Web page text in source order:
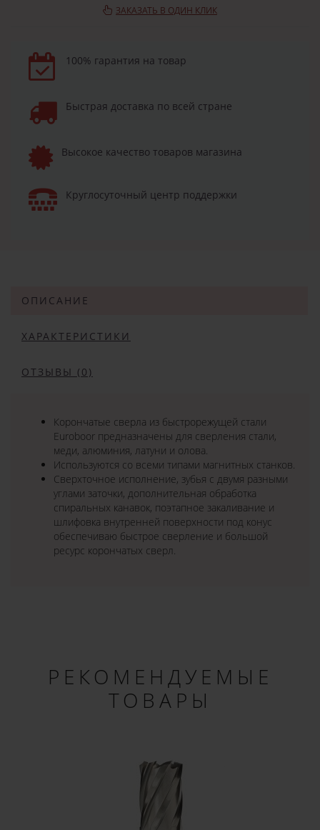
ЗАКАЗАТЬ В ОДИН КЛИК
100% гарантия на товар
Быстрая доставка по всей стране
Высокое качество товаров магазина
Круглосуточный центр поддержки
ОПИСАНИЕ
ХАРАКТЕРИСТИКИ
ОТЗЫВЫ (0)
Корончатые сверла из быстрорежущей стали
Euroboor предназначены для сверления стали,
меди, алюминия, латуни и олова.
Используются со всеми типами магнитных станков.
Сверхточное исполнение, зубья с двумя разными
углами заточки, дополнительная обработка
спиральных канавок, поэтапное закаливание и
шлифовка внутренней поверхности под конус
обеспечиваю быстрое сверление и большой
ресурс корончатых сверл.
РЕКОМЕНДУЕМЫЕ
ТОВАРЫ